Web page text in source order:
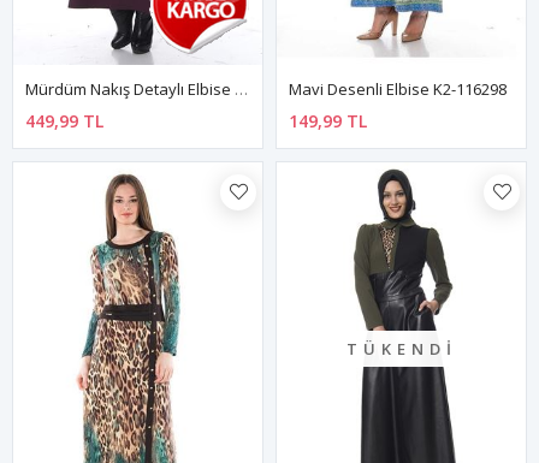
Mürdüm Nakış Detaylı Elbise K7-100474
449,99 TL
Mavi Desenli Elbise K2-116298
149,99 TL
TÜKENDI